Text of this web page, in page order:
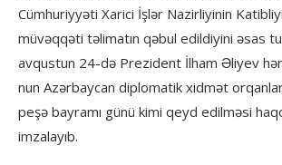
Cümhuriyyəti Xarici İşlər Nazirliyinin
müvəqqəti təlimatın qəbul edildiyini əsas
avqustun 24-də Prezident İlham Əliyev hər
nun Azərbaycan diplomatik xidmət
peşə bayramı günü kimi qeyd edilməsi
imzalayıb.